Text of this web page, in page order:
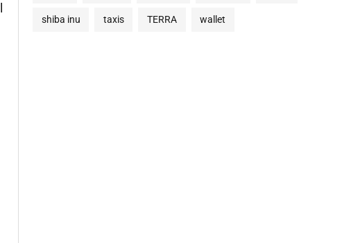
shiba inu taxis TERRA wallet